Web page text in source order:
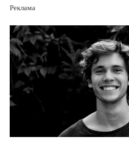
Реклама